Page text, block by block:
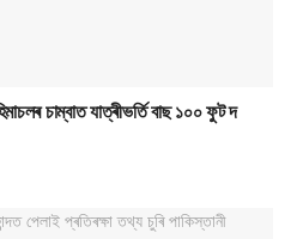
যাত্ৰীভৰ্তি বাছ ১০০ ফুট দ